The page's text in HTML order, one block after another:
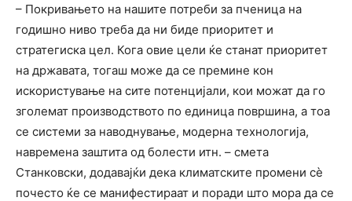
– Покривањето на нашите потреби за пченица на
годишно ниво треба да ни биде приоритет и
стратегиска цел. Кога овие цели ќе станат приоритет
на државата, тогаш може да се премине кон
искористување на сите потенцијали, кои можат да го
зголемат производството по единица површина, а тоа
се системи за наводнување, модерна технологија,
навремена заштита од болести итн. – смета
Станковски, додавајќи дека климатските промени сѐ
почесто ќе се манифестираат и поради што мора да се